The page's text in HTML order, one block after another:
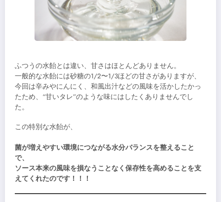
ふつうの水飴とは違い、甘さはほとんどありません。
一般的な水飴には砂糖の1/2〜1/3ほどの甘さがありますが、
今回は辛みやにんにく、和風出汁などの風味を活かしたかっ
たため、“甘いタレ”のような味にはしたくありませんでし
た。
この特別な水飴が、
菌が増えやすい環境につながる水分バランスを整えること
で、
ソース本来の風味を損なうことなく保存性を高めることを支
えてくれたのです！！！